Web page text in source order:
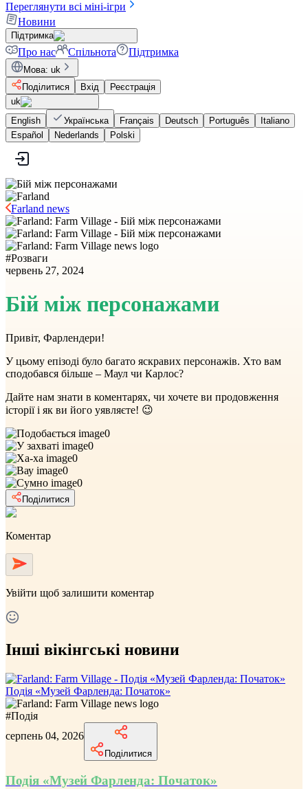
Переглянути всі міні-ігри
Новини
Підтримка
Про нас Спільнота Підтримка
Мова: uk
Поділитися
Вхід
Реєстрація
uk
English
Українська Français Deutsch Português
Italiano
Español
Nederlands Polski
Farland news
#Розваги
червень 27, 2024
Бій між персонажами
Привіт, Фарлендери!
У цьому епізоді було багато яскравих персонажів. Хто вам
сподобався більше – Маул чи Карлос?
Дайте нам знати в коментарях, чи хочете ви продовження
історії і як ви його уявляєте! 😉
0
0
0
0
0
Поділитися
Коментар
Увійти щоб залишити коментар
Інші вікінгські новини
Подія «Музей Фарленда: Початок»
#Подія
серпень 04, 2026
Поділитися
Подія «Музей Фарленда: Початок»